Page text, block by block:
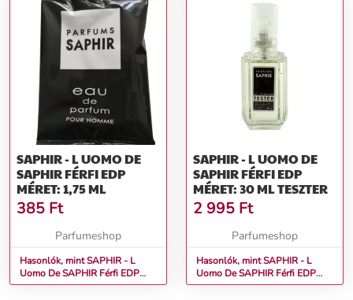
SAPHIR - L UOMO DE
SAPHIR FÉRFI EDP
MÉRET: 1,75 ML
385 Ft
Parfumeshop
Hasonlók, mint SAPHIR - L
Uomo De SAPHIR Férfi EDP
Méret: 1,75 ml
SAPHIR - L UOMO DE
SAPHIR FÉRFI EDP
MÉRET: 30 ML TESZTER
2 995 Ft
Parfumeshop
Hasonlók, mint SAPHIR - L
Uomo De SAPHIR Férfi EDP
Méret: 30 ml teszter